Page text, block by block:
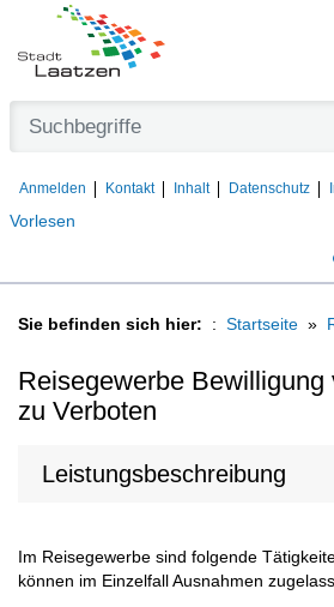
Vorlesen
Anmelden Kontakt Inhalt Datenschutz
Sie befinden sich hier: Startseite
Reisegewerbe Bewilligung
zu Verboten
Leistungsbeschreibung
Im Reisegewerbe sind folgende
können im Einzelfall Ausnahmen